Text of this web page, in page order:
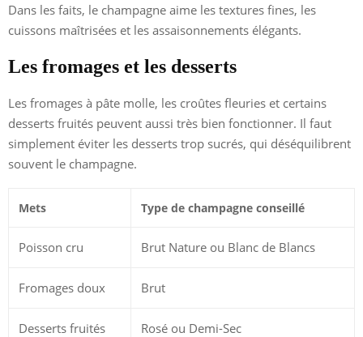
Dans les faits, le champagne aime les textures fines, les
cuissons maîtrisées et les assaisonnements élégants.
Les fromages et les desserts
Les fromages à pâte molle, les croûtes fleuries et certains
desserts fruités peuvent aussi très bien fonctionner. Il faut
simplement éviter les desserts trop sucrés, qui déséquilibrent
souvent le champagne.
Mets Type de champagne conseillé
Poisson cru Brut Nature ou Blanc de Blancs
Fromages doux Brut
Desserts fruités Rosé ou Demi-Sec